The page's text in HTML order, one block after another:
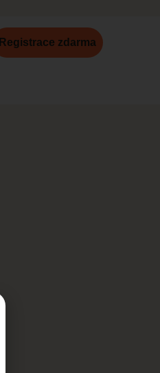
Registrace zdarma